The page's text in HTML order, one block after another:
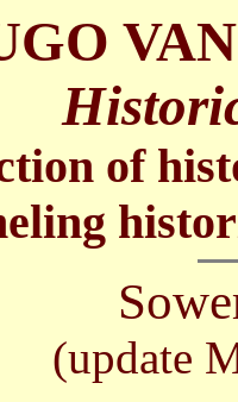
of
(update